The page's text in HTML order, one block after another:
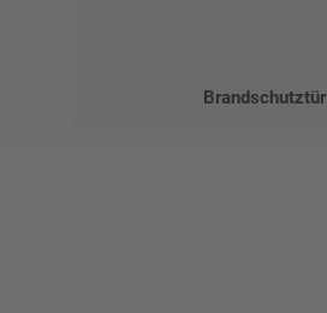
Brandschutztür